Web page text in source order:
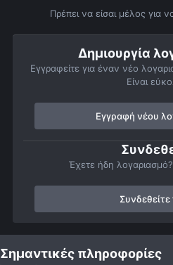
Πρέπει να είσαι μέλος για
Δημιουργία
Εγγραφείτε για έναν νέο
Είναι
Εγγραφή νέου
Έχετε ήδη
Αρχή Αστροφωτογραφίες
Σημαντικές πληροφορίες